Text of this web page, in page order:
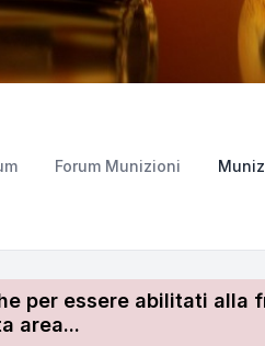
Forum Munizioni
per essere abilitati
area...